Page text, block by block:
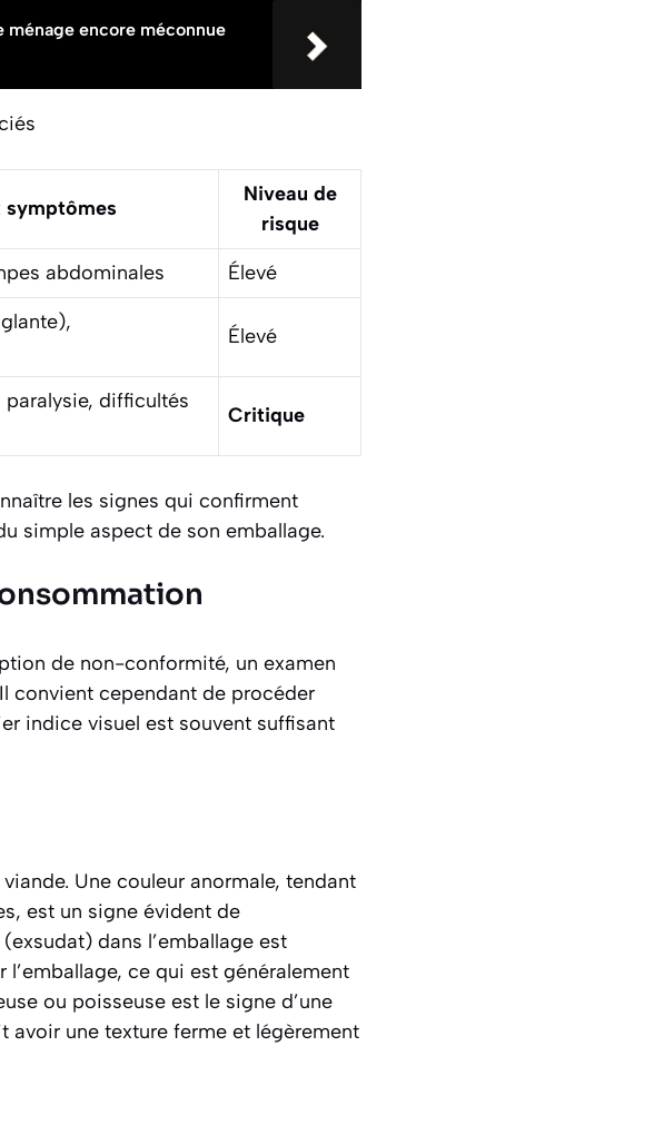
ménage encore méconnue
symptômes
Niveau de
risque
abdominales
Élevé
Élevé
difficultés
Critique
les signes qui confirment
simple aspect de son emballage.
de non-conformité, un examen
convient cependant de procéder
indice visuel est souvent suffisant
Une couleur anormale, tendant
est un signe évident de
dans l’emballage est
ce qui est généralement
ou poisseuse est le signe d’une
avoir une texture ferme et légèrement